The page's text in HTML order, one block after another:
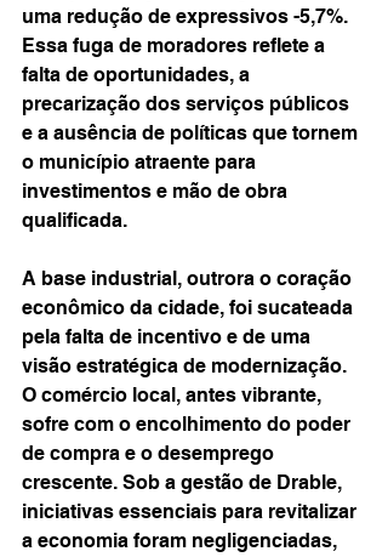
uma redução de expressivos -5,7%.
Essa fuga de moradores reflete a
falta de oportunidades, a
precarização dos serviços públicos
e a ausência de políticas que tornem
o município atraente para
investimentos e mão de obra
qualificada.
A base industrial, outrora o coração
econômico da cidade, foi sucateada
pela falta de incentivo e de uma
visão estratégica de modernização.
O comércio local, antes vibrante,
sofre com o encolhimento do poder
de compra e o desemprego
crescente. Sob a gestão de Drable,
iniciativas essenciais para revitalizar
a economia foram negligenciadas,